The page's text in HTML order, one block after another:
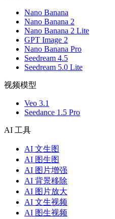
Nano Banana
Nano Banana 2
Nano Banana 2 Lite
GPT Image 2
Nano Banana Pro
Seedream 4.5
Seedream 5.0 Lite
视频模型
Veo 3.1
Seedance 1.5 Pro
AI 工具
AI 文生图
AI 图生图
AI 图片增强
AI 背景移除
AI 图片放大
AI 文生视频
AI 图生视频